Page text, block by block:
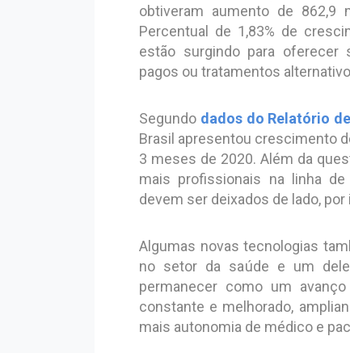
obtiveram aumento de
Percentual de 1,83% de
estão surgindo para oferecer
pagos ou tratamentos
Segundo dados do Relatório
Brasil apresentou crescimento
3 meses de 2020. Além da
mais profissionais na linha
devem ser deixados de lado,
Algumas novas tecnologias
no setor da saúde e um
permanecer como um
constante e melhorado,
mais autonomia de médico e